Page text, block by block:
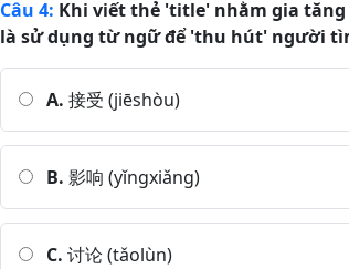
Câu 4: Khi viết thẻ 'title' nhằm gia tăng
là sử dụng từ ngữ để 'thu hút' người
A. 接受 (jiēshòu)
B. 影响 (yǐngxiǎng)
C. 讨论 (tǎolùn)